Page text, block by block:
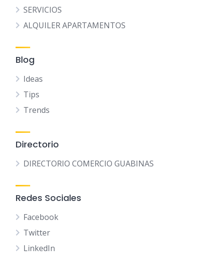
SERVICIOS
ALQUILER APARTAMENTOS
Blog
Ideas
Tips
Trends
Directorio
DIRECTORIO COMERCIO GUABINAS
Redes Sociales
Facebook
Twitter
LinkedIn